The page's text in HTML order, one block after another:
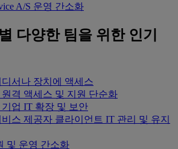
A/S 운영 간소화
다양한 팀을 위한 인기
디서나 장치에 액세스
원격 액세스 및 지원 단순화
기업 IT 확장 및 보안
스 제공자 클라이언트 IT 관리 및 유지
및 운영 간소화